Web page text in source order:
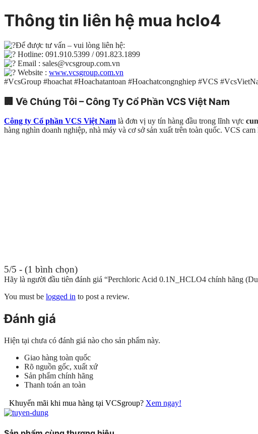
Thông tin liên hệ mua hclo4
Để được tư vấn – vui lòng liên hệ:
Hotline: 091.910.5399 / 091.823.1899
Email : sales@vcsgroup.com.vn
Website : www.vcsgroup.com.vn
#VcsGroup #hoachat #Hoachatantoan #Hoachatcongnghiep #VCS
🏢 Về Chúng Tôi – Công Ty Cổ Phần VCS Việt Nam
Công ty Cổ phần VCS Việt Nam là đơn vị uy tín hàng đầu trong lĩnh vực
hàng nghìn doanh nghiệp, nhà máy và cơ sở sản xuất trên toàn quốc. VCS
5/5 - (1 bình chọn)
Hãy là người đầu tiên đánh giá “Perchloric Acid 0.1N_HCLO4 chính hãng
You must be logged in to post a review.
Đánh giá
Hiện tại chưa có đánh giá nào cho sản phẩm này.
Giao hàng toàn quốc
Rõ nguồn gốc, xuất xứ
Sản phẩm chính hãng
Thanh toán an toàn
Khuyến mãi khi mua hàng tại VCSgroup? Xem ngay!